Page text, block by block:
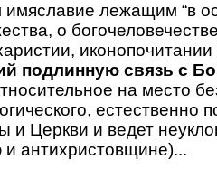
лежащим “в
о
иконопочитании
подлинную связь с
на место
естественно
и Церкви и ведет
и антихристовщине)...